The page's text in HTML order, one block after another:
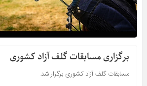
برگزاری مسابقات گلف آزاد کشوری
مسابقات گلف آزاد کشوری برگزار شد.